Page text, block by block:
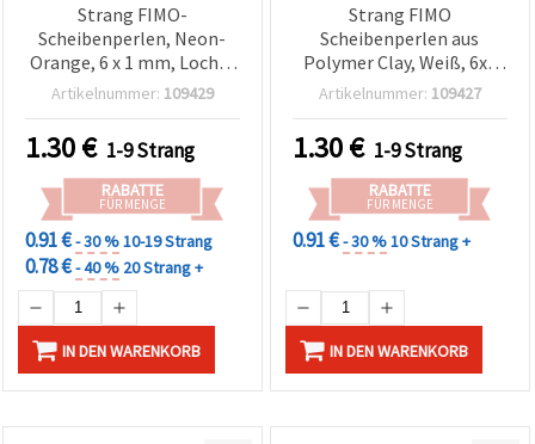
Strang FIMO-
Scheibenperlen, Neon-
Orange, 6 x 1 mm, Loch: 2
mm, ca. 320 Stück
Artikelnummer: 109429
1.30€ 1-9 Strang
RABATTE
FÜR MENGE
0.91 €- 30 %10-19 Strang
0.78 €- 40 % 20 Strang +
IN DEN WARENKORB
Strang FIMO
Scheibenperlen aus
Polymer Clay, Weiß, 6x1
mm, Loch: 2 mm, ca. 320
Artikelnummer: 109427
1.30€ 1-9 Strang
RABATTE
FÜR MENGE
0.91 €- 30 %10 Strang +
IN DEN WARENKORB